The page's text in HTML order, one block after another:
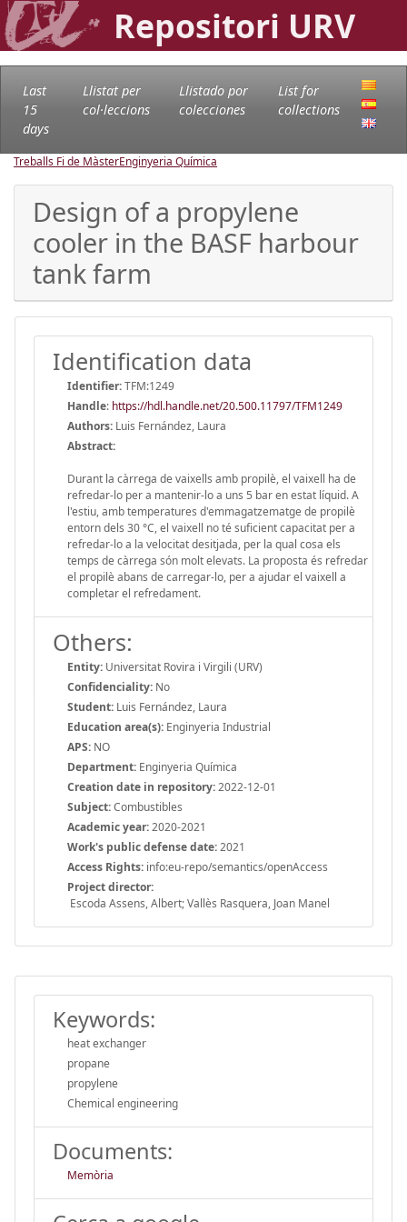
Repositori URV
Last
15
days
Llistat per
col·leccions
Llistado por
colecciones
List for
collections
Treballs Fi de MàsterEnginyeria Química
Design of a propylene
cooler in the BASF harbour
tank farm
Identification data
Identifier:TFM:1249
Handle: https://hdl.handle.net/20.500.11797/TFM1249
Authors: Luis Fernández, Laura
Abstract:
Durant la càrrega de vaixells amb propilè, el vaixell ha de
refredar-lo per a mantenir-lo a uns 5 bar en estat líquid. A
l'estiu, amb temperatures d'emmagatzematge de propilè
entorn dels 30 °C, el vaixell no té suficient capacitat per a
refredar-lo a la velocitat desitjada, per la qual cosa els
temps de càrrega són molt elevats. La proposta és refredar
el propilè abans de carregar-lo, per a ajudar el vaixell a
completar el refredament.
Others:
Entity: Universitat Rovira i Virgili (URV)
Confidenciality: No
Student: Luis Fernández, Laura
Education area(s): Enginyeria Industrial
APS: NO
Department: Enginyeria Química
Creation date in repository:2022-12-01
Subject:Combustibles
Academic year:2020-2021
Work's public defense date:2021
Access Rights: info:eu-repo/semantics/openAccess
Project director:
Escoda Assens, Albert; Vallès Rasquera, Joan Manel
Keywords:
heat exchanger
propane
propylene
Chemical engineering
Documents:
Memòria